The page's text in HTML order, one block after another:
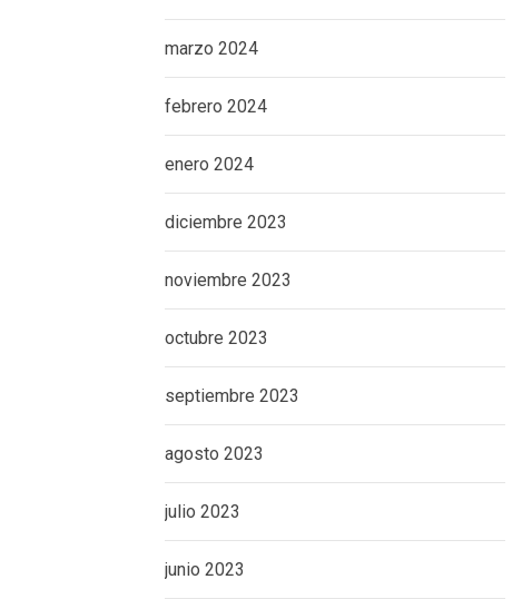
marzo 2024
febrero 2024
enero 2024
diciembre 2023
noviembre 2023
octubre 2023
septiembre 2023
agosto 2023
julio 2023
junio 2023